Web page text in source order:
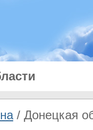
/ Донецкая